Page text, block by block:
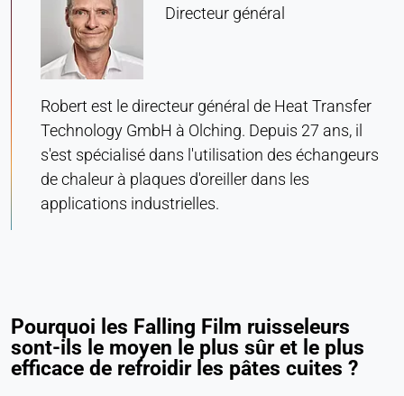
Directeur général
Robert est le directeur général de Heat Transfer
Technology GmbH à Olching. Depuis 27 ans, il
s'est spécialisé dans l'utilisation des échangeurs
de chaleur à plaques d'oreiller dans les
applications industrielles.
Pourquoi les Falling Film ruisseleurs
sont-ils le moyen le plus sûr et le plus
efficace de refroidir les pâtes cuites ?
LinkedIn
Name:
bcookie, li_gc, lidc
Provider:
Société LinkedIn
Purpose:
Suivi des conversions
Name:
_li_id.#, _li_id.#.expires, _li_ses.#,
_li_ses.#.expires, _li_ses.#.expires,
snowplowOutQueue_#_post2,